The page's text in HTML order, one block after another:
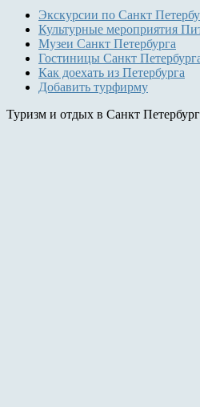
Экскурсии по Санкт
Культурные мероприятия
Музеи Санкт Петербурга
Гостиницы Санкт
Как доехать из Петербурга
Добавить турфирму
Туризм и отдых в Санкт